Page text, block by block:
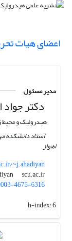
اعضای هیات
مدیر مسئول
دکتر
هیدرولیک و
استاد دانشکده
اهواز
~j.ahadiyan
j.ahadiyan
scu.ac.ir
4675-6316
h-index:6